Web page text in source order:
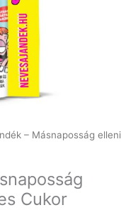
– Másnaposság elleni
Cukor